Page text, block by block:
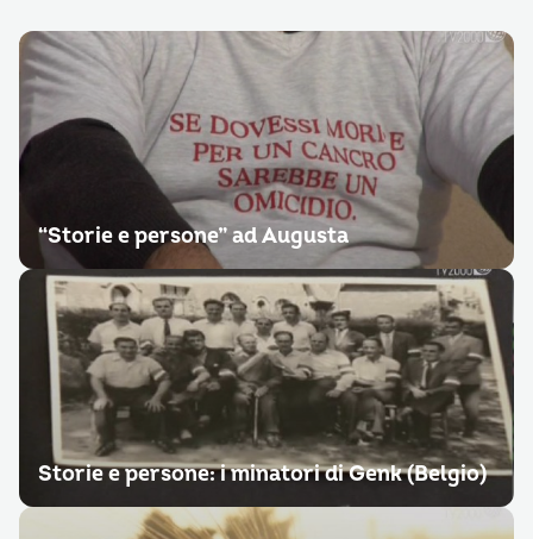
“Storie e persone” ad Augusta
Storie e persone: i minatori di Genk (Belgio)